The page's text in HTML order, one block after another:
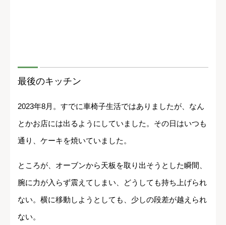
最後のキッチン
2023年8月。すでに車椅子生活ではありましたが、なん
とかお店には出るようにしていました。その日はいつも
通り、ケーキを焼いていました。
ところが、オーブンから天板を取り出そうとした瞬間、
腕に力が入らず震えてしまい、どうしても持ち上げられ
ない。横に移動しようとしても、少しの段差が越えられ
ない。